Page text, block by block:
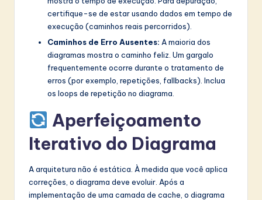
certifique-se de estar usando dados em tempo de
execução (caminhos reais percorridos).
Caminhos de Erro Ausentes: A maioria dos
diagramas mostra o caminho feliz. Um gargalo
frequentemente ocorre durante o tratamento de
erros (por exemplo, repetições, fallbacks). Inclua
os loops de repetição no diagrama.
Aperfeiçoamento
Iterativo do Diagrama
A arquitetura não é estática. À medida que você aplica
correções, o diagrama deve evoluir. Após a
implementação de uma camada de cache, o diagrama